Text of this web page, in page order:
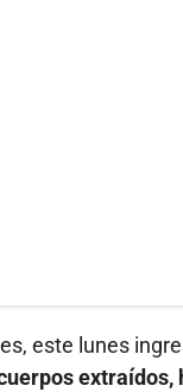
este lunes